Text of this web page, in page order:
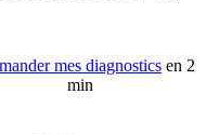
mes diagnostics en 2
min